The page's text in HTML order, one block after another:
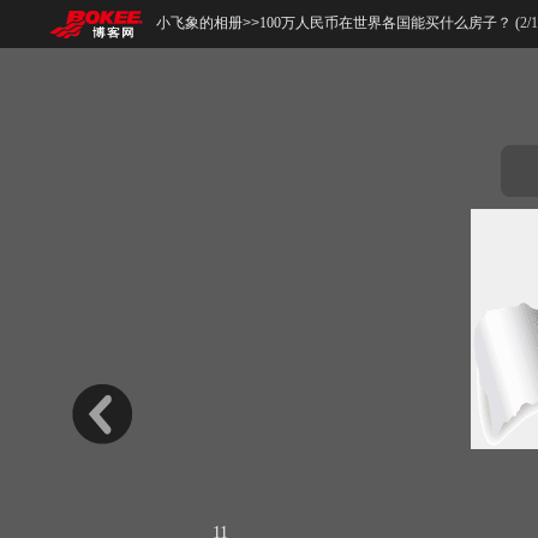
小飞象的相册>>100万人民币在世界各国能买什么房子？ (2/
11